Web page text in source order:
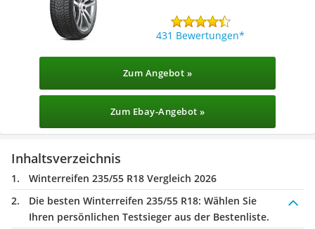
431 Bewertungen
Zum Angebot »
Zum Ebay-Angebot »
Inhaltsverzeichnis
Winterreifen 235/55 R18 Vergleich 2026
Die besten Winterreifen 235/55 R18: Wählen Sie
Ihren persönlichen Testsieger aus der Bestenliste.